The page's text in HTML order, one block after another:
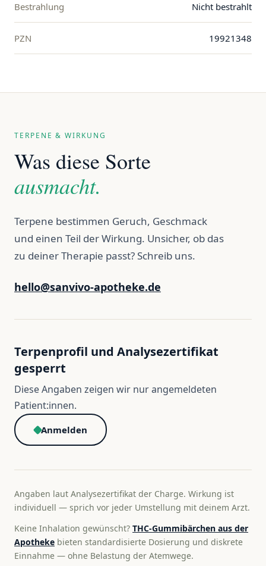
Bestrahlung Nicht bestrahlt
PZN 19921348
TERPENE & WIRKUNG
Was diese Sorte
ausmacht.
Terpene bestimmen Geruch, Geschmack
und einen Teil der Wirkung. Unsicher, ob das
zu deiner Therapie passt? Schreib uns.
hello@sanvivo-apotheke.de
Terpenprofil und Analysezertifikat
gesperrt
Diese Angaben zeigen wir nur angemeldeten
Patient:innen.
Anmelden
Angaben laut Analysezertifikat der Charge. Wirkung ist
individuell — sprich vor jeder Umstellung mit deinem Arzt.
Keine Inhalation gewünscht? THC-Gummibärchen aus der
Apotheke bieten standardisierte Dosierung und diskrete
Einnahme — ohne Belastung der Atemwege.